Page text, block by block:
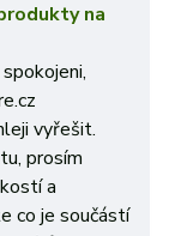
na
vyřešit.
prosím
a
co je součástí